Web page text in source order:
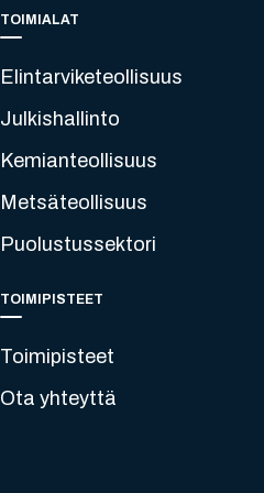
TOIMIALAT
Elintarviketeollisuus
Julkishallinto
Kemianteollisuus
Metsäteollisuus
Puolustussektori
TOIMIPISTEET
Toimipisteet
Ota yhteyttä